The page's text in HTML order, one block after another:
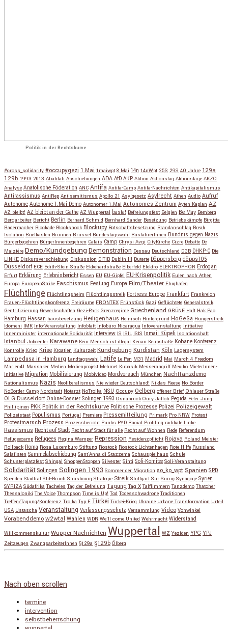
Politik in der Rechtskurve
#cross_solidarity #occupygezi 1.Mai 1maiwpt 8.Mai 14n 14nWpt 25S 29S 40 Jahre 129a
129b 1993 2013 Abahlali Abschiebungen ADA AfD AKP Aktion Aktionstag Aktionstage AKZO
Analyse Anatolische Föderation ANC Antifa Antifa-Camp Antifa-Nachrichten Antikapitalismus
Antirassismus AntiRep Antisemitismus Apollo 21 Asylgesetz Asylrecht Athen Audio Aufruf
Autonome Autonome 1.Mai Demo Autonomer 1.Mai Autonomes Zentrum Ayten Kaplan AZ
AZ bleibt! AZ bleibt an der Gathe AZ Wuppertal basta! Befreiungsfest Belgien Be May Bemberg
Bergarbeiter Bericht Berlin Bernard Schmid Bernhard Sander Besetzung Betriebskämpfe Birgitta
Radermacher Blockade Blockshock Blockupy Botschaftsbesetzung Brandanschlag Break
Isolation Briefkasten Brunnen Brüssel Bundestagswahl BusfahrerInnen Bündnis gegen Nazis
Bürgerbegehren BürgerInnenbegehren Calais Camp Chrysi Avgi CityKirche Cizre Debatte De
Maiziére Demo/Kundgebung Demonstration Dessau Deutschland DGB DHKP-C Die
LINKE Diskursverschiebung Diskussion DITIB Dublin III Duterte Döppersberg döpps105
Düsseldorf ECE Edith-Stein Straße Ekkehardstraße Elberfeld Elektro ELEKTROPHOR Erdogan
Erfurt Erklärung Erlebnisbericht Essen EU EU-Gipfel EU-Krisenpolitik Eulen nach Athen
Europa EuropeanStrike Faschismus Festung Europa Film/Theater Flughafen
Flüchtlinge Flüchtlingsheim Flüchtlingsstreik Fortress Europe Frankfurt Frankreich
Frauen-Flüchtlingskonferenz Freiräume FRONTEX Frühstück Gazi Geflüchtete Generalstreik
Gentrifizierung Gewerkschaften Gezi-Park Grenzregime Griechenland GRÜNE Haft Hak Pao
Hamburg Hassan hausbesetzung Heiligenhaus Heinisch Hintergrund HoGeSa Hungerstreik
Idomeni IMK Info-Veranstaltung Infoblatt Infobüro Nicaragua Infoveranstaltung Initiative
Innenminister internationale Solidarität Interview IS ISIL ISIS Ismail Küpeli Isolationshaft
Istanbul Jobcenter Karawane Kein Mensch ist illegal Kenan Keupstraße Kobane Konferenz
Kontrolle Krieg Krise Kroatien Kulturzeit Kundgebung Kurdistan Köln Lagersystem
Lampedusa in Hamburg Landtagswahl Latife Le Pen M31 Madrid Mai March 4 Freedom
Marien41 Massaker Medien Medienprojekt Mehmet Kubasik Messerangriff Mexiko MieterInnen-
Initiative Migration Mobilisierung Mobivideo Mordversuch München Nachttanzdemo
Nationalismus Nazis Neoliberalismus Nie wieder Deutschland! Niklas Reese No Border
NoBorder Camp Nordstadt Notarzt NoTroika NSU Occupy Oelberg offener Brief Ohlauer Straße
OLG Düsseldorf Online-Dossier Solingen 1993 Osnabrück Oury Jalloh Pegida Peter Jung
Phillipinen PKK Politik in der Rechtskurve Politische Prozesse Polizei Polizeigewalt
Polizeistaat Populismus Portugal Premiere Pressemitteilung Primark Pro NRW Protest
Protestmarsch Prozess Prozessbericht Punks PYD Racial Profiling radikale Linke
Rassismus Recht auf Stadt Recht auf Stadt für alle Recht auf Wohnen Rede Referendum
Refugeecamp Refugees Regina Wamper Repression Residenzpflicht Rojava Roland Meister
Rollback Roma Rosa Luxemburg Stiftung Rostock Rostock-Lichtenhagen Rote Hilfe Russland
Salafisten Sammelabschiebung Sant'Anna di Stazzema Schauspielhaus Schule
Schusterplatzfest Shingal ShoppenStoppen Silvester Sinti Soli-Komitee Soli-Veranstaltung
Solidarität Solingen Solingen 1993 Sommer der Migration so_ko_wpt Spanien SPD
Spenden Stadtrat Stil-Bruch Strasbourg Strategie Streik Stuttgart Sur Suruç Synagoge Syrien
SYRIZA Südafrika Tacheles Tag der Befreiung Tagung Tag X Talflimmern Tanzdemo Thatcher
Thessaloniki The Voice Thompson Time is Up! Tod Todesschwadrone Traditionen
Treffen/Tagung/Konferenz Troika Typ F Türkei Türkei-Krieg Ukraine Urbane Transformation Urteil
USA Ustascha Veranstaltung Verfassungsschutz Versammlung Video Vohwinkel
Vorabenddemo w2wtal Wahlen WDR We'll come United Wehrmacht Widerstand
Willkommenskultur Wupper Nachrichten Wuppertal WZ Yeziden YPG YPJ
Zeitzeugen ZwangsarbeiterInnen §129a §129b Ölberg
Nach oben scrollen
termine
intervention
selbstbeherrschung